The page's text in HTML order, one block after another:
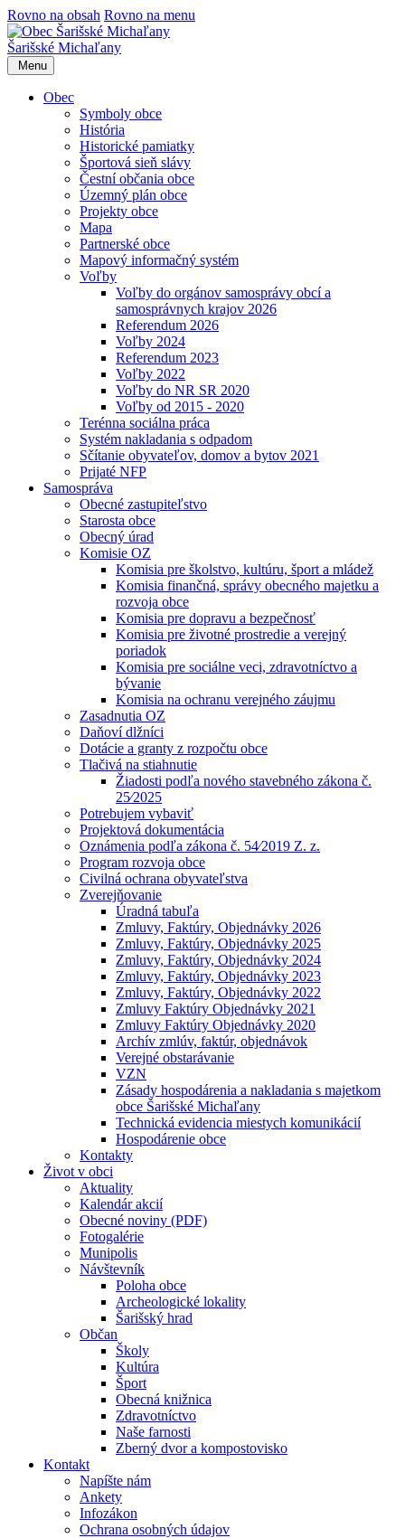
Rovno na obsah Rovno na menu
Šarišské Michaľany
Menu
Obec
Symboly obce
História
Historické pamiatky
Športová sieň slávy
Čestní občania obce
Územný plán obce
Projekty obce
Mapa
Partnerské obce
Mapový informačný systém
Voľby
Voľby do orgánov samosprávy obcí a
samosprávnych krajov 2026
Referendum 2026
Voľby 2024
Referendum 2023
Voľby 2022
Voľby do NR SR 2020
Voľby od 2015 - 2020
Terénna sociálna práca
Systém nakladania s odpadom
Sčítanie obyvateľov, domov a bytov 2021
Prijaté NFP
Samospráva
Obecné zastupiteľstvo
Starosta obce
Obecný úrad
Komisie OZ
Komisia pre školstvo, kultúru, šport a mládež
Komisia finančná, správy obecného majetku a
rozvoja obce
Komisia pre dopravu a bezpečnosť
Komisia pre životné prostredie a verejný
poriadok
Komisia pre sociálne veci, zdravotníctvo a
bývanie
Komisia na ochranu verejného záujmu
Zasadnutia OZ
Daňoví dlžníci
Dotácie a granty z rozpočtu obce
Tlačivá na stiahnutie
Žiadosti podľa nového stavebného zákona č.
25⁄2025
Potrebujem vybaviť
Projektová dokumentácia
Oznámenia podľa zákona č. 54⁄2019 Z. z.
Program rozvoja obce
Civilná ochrana obyvateľstva
Zverejňovanie
Úradná tabuľa
Zmluvy, Faktúry, Objednávky 2026
Zmluvy, Faktúry, Objednávky 2025
Zmluvy, Faktúry, Objednávky 2024
Zmluvy, Faktúry, Objednávky 2023
Zmluvy, Faktúry, Objednávky 2022
Zmluvy Faktúry Objednávky 2021
Zmluvy Faktúry Objednávky 2020
Archív zmlúv, faktúr, objednávok
Verejné obstarávanie
VZN
Zásady hospodárenia a nakladania s majetkom
obce Šarišské Michaľany
Technická evidencia miestych komunikácií
Hospodárenie obce
Kontakty
Život v obci
Aktuality
Kalendár akcií
Obecné noviny (PDF)
Fotogalérie
Munipolis
Návštevník
Poloha obce
Archeologické lokality
Šarišský hrad
Občan
Školy
Kultúra
Šport
Obecná knižnica
Zdravotníctvo
Naše farnosti
Zberný dvor a kompostovisko
Kontakt
Napíšte nám
Ankety
Infozákon
Ochrana osobných údajov